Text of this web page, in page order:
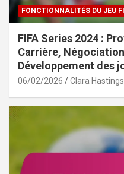
FONCTIONNALITÉS DU JEU
FIFA Series 2024 :
Carrière,
Développement des
06/02/2026 Clara Hastings